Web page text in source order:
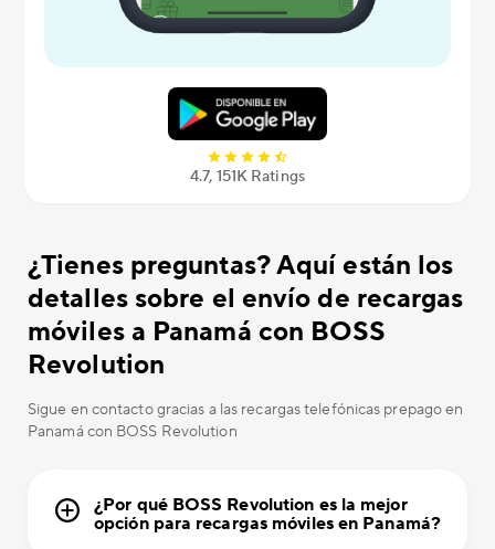
4.7, 151K Ratings
¿Tienes preguntas? Aquí están los
detalles sobre el envío de recargas
móviles a Panamá con BOSS
Revolution
Sigue en contacto gracias a las recargas telefónicas prepago en
Panamá con BOSS Revolution
¿Por qué BOSS Revolution es la mejor
opción para recargas móviles en Panamá?